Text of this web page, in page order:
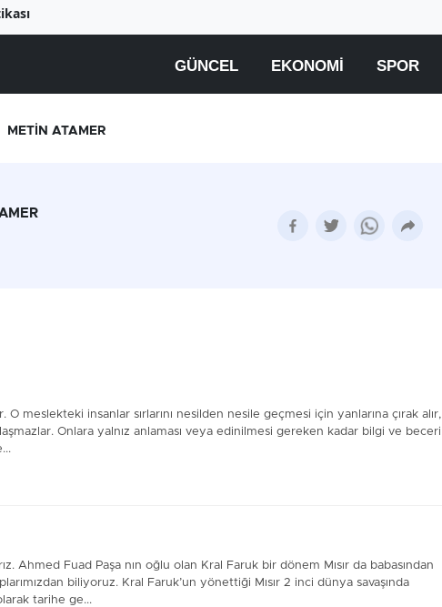
GÜNCEL EKONOMI SPOR
METİN ATAMER
O meslekteki insanlar sırlarını nesilden nesile geçmesi için yanlarına çırak alır,
Onlara yalnız anlaması veya edinilmesi gereken kadar bilgi ve beceri
Ahmed Fuad Paşa nın oğlu olan Kral Faruk bir dönem Mısır da babasından
biliyoruz. Kral Faruk’un yönettiği Mısır 2 inci dünya savaşında
tarihe ge...